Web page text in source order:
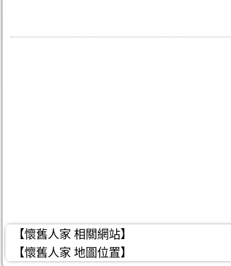
【懷舊人家 相關網站】
【懷舊人家 地圖位置】